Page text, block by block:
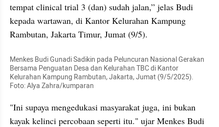
tempat clinical trial 3 (dan) sudah jalan,” jelas Budi
kepada wartawan, di Kantor Kelurahan Kampung
Rambutan, Jakarta Timur, Jumat (9/5).
Menkes Budi Gunadi Sadikin pada Peluncuran Nasional Gerakan
Bersama Penguatan Desa dan Kelurahan TBC di Kantor
Kelurahan Kampung Rambutan, Jakarta, Jumat (9/5/2025).
Foto: Alya Zahra/kumparan
"Ini supaya mengedukasi masyarakat juga, ini bukan
kayak kelinci percobaan seperti itu." ujar Menkes Budi